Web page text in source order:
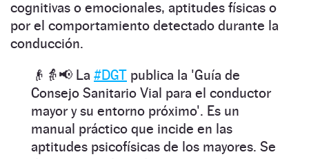
cognitivas o emocionales, aptitudes físicas o
por el comportamiento detectado durante la
conducción.
👴👵📢 La #DGT publica la 'Guía de
Consejo Sanitario Vial para el conductor
mayor y su entorno próximo'. Es un
manual práctico que incide en las
aptitudes psicofísicas de los mayores. Se